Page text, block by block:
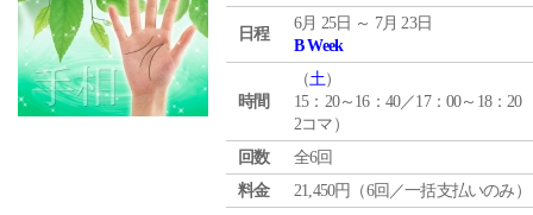
日程
6月 25日 ～ 7月 23日
B Week
時間
（土）
15：20～16：40／17：00～18：20
2コマ）
回数
全6回
料金
21,450円（6回／一括支払いのみ）